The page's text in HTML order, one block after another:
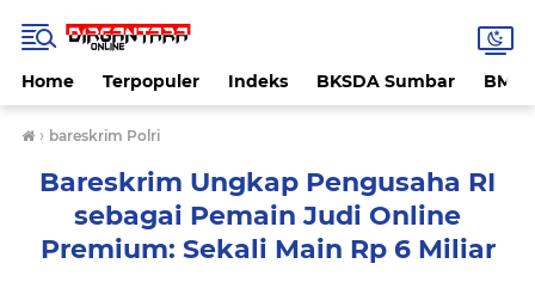
Home Terpopuler Indeks BKSDA Sumbar
› bareskrim Polri
Bareskrim Ungkap Pengusaha RI
sebagai Pemain Judi Online
Premium: Sekali Main Rp 6 Miliar